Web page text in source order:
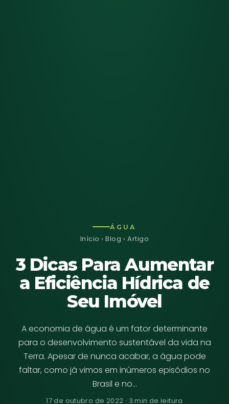
ÁGUA
Início ›Blog › Artigo
3 Dicas Para Aumentar
a Eficiência Hídrica de
Seu Imóvel
A economia de água é um fator determinante
para o desenvolvimento sustentável da vida na
Terra. Apesar de nunca acabar, a água pode
faltar, como já vimos em inúmeros episódios no
Brasil e no…
17 de outubro de 2022 · 3 min de leitura